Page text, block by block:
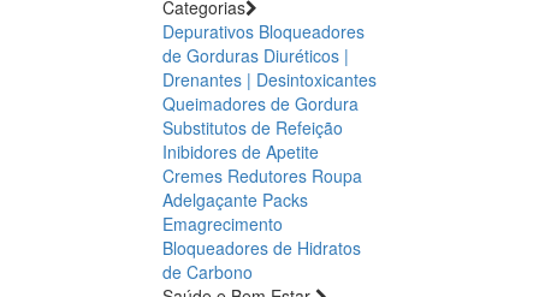
Categorias
Depurativos Bloqueadores
de Gorduras Diuréticos |
Drenantes | Desintoxicantes
Queimadores de Gordura
Substitutos de Refeição
Inibidores de Apetite
Cremes Redutores Roupa
Adelgaçante Packs
Emagrecimento
Bloqueadores de Hidratos
de Carbono